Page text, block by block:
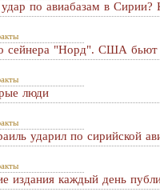
по авиабазам в
сейнера "Норд". США
люди
ударил по сирийской
издания каждый день